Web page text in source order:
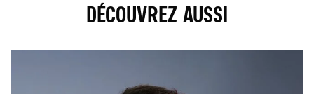
DÉCOUVREZ AUSSI